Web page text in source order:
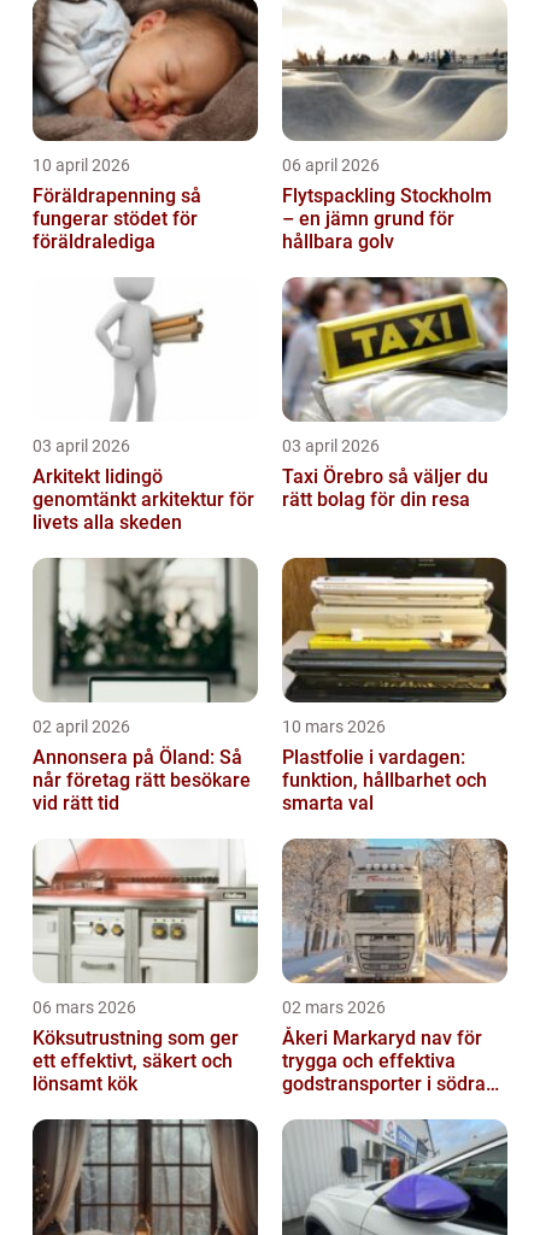
10 april 2026
Föräldrapenning så
fungerar stödet för
föräldralediga
06 april 2026
Flytspackling Stockholm
– en jämn grund för
hållbara golv
03 april 2026
Arkitekt lidingö
genomtänkt arkitektur för
livets alla skeden
03 april 2026
Taxi Örebro så väljer du
rätt bolag för din resa
02 april 2026
Annonsera på Öland: Så
når företag rätt besökare
vid rätt tid
10 mars 2026
Plastfolie i vardagen:
funktion, hållbarhet och
smarta val
06 mars 2026
Köksutrustning som ger
ett effektivt, säkert och
lönsamt kök
02 mars 2026
Åkeri Markaryd nav för
trygga och effektiva
godstransporter i södra